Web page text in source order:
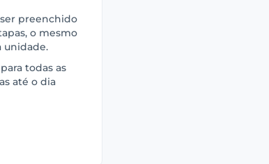
preenchido
o mesmo
unidade.
todas as
até o dia